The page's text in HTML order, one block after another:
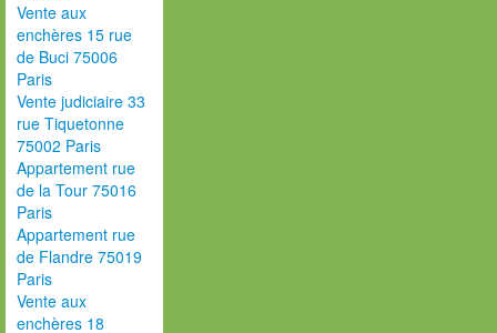
Vente aux
enchères 15 rue
de Buci 75006
Paris
Vente judiciaire 33
rue Tiquetonne
75002 Paris
Appartement rue
de la Tour 75016
Paris
Appartement rue
de Flandre 75019
Paris
Vente aux
enchères 18